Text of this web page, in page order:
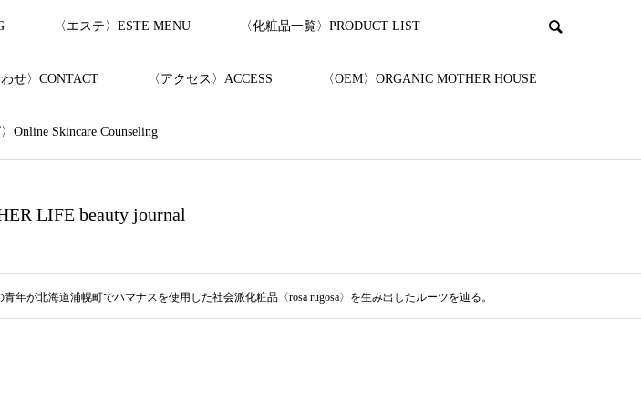
〈エステ〉ESTE MENU 〈化粧品一覧〉PRODUCT LIST
わせ〉CONTACT 〈アクセス〉ACCESS 〈OEM〉ORGANIC MOTHER HOUSE
Online Skincare Counseling
LIFE beauty journal
年が北海道浦幌町でハマナスを使用した社会派化粧品〈rosa rugosa〉を生み出したルーツを辿る。